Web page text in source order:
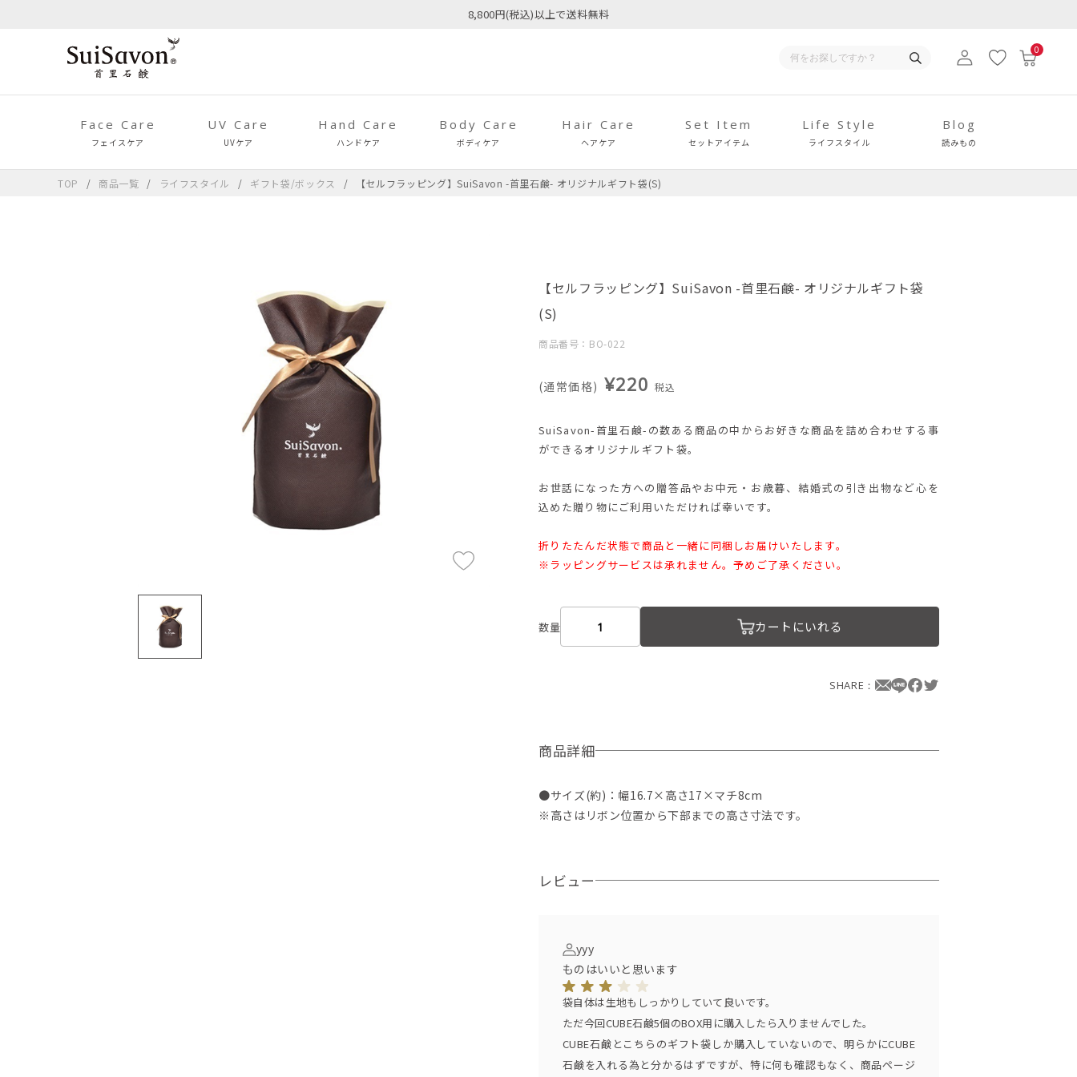
8,800円(税込)以上で送料無料
0
Face Care
フェイスケア
UV Care
UVケア
Hand Care
ハンドケア
Body Care
ボディケア
Hair Care
ヘアケア
Set Item
セットアイテム
Life Style
ライフスタイル
Blog
読みもの
TOP 商品一覧 ライフスタイル ギフト袋/ボックス 【セルフラッピング】SuiSavon -首里石鹸- オリジナルギフト袋(S)
【セルフラッピング】SuiSavon -首里石鹸- オリジナルギフト袋
(S)
商品番号：BO-022
(通常価格) ¥220税込
SuiSavon-首里石鹸-の数ある商品の中からお好きな商品を詰め合わせする事
ができるオリジナルギフト袋。
お世話になった方への贈答品やお中元・お歳暮、結婚式の引き出物など心を
込めた贈り物にご利用いただければ幸いです。
折りたたんだ状態で商品と一緒に同梱しお届けいたします。
※ラッピングサービスは承れません。予めご了承ください。
数量 カートにいれる
SHARE：
商品詳細
●サイズ(約)：幅16.7×高さ17×マチ8cm
※高さはリボン位置から下部までの高さ寸法です。
レビュー
yyy
ものはいいと思います
袋自体は生地もしっかりしていて良いです。
ただ今回CUBE石鹸5個のBOX用に購入したら入りませんでした。
CUBE石鹸とこちらのギフト袋しか購入していないので、明らかにCUBE
石鹸を入れる為と分かるはずですが、特に何も確認もなく、商品ページ